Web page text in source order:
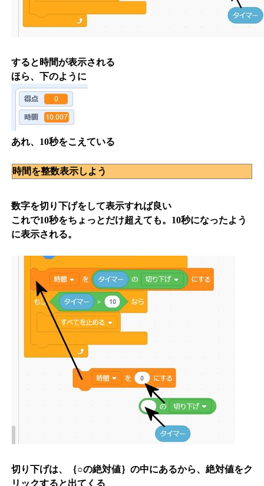
すると時間が表示される
ほら、下のように
あれ、10秒をこえている
時間を整数表示しよう
数字を切り下げをして表示すれば良い
これで10秒をちょっとだけ超えても。10秒になったよう
に表示される。
切り下げは、 ｛○の絶対値｝ の中にあるから、絶対値をク
リックすると出てくる